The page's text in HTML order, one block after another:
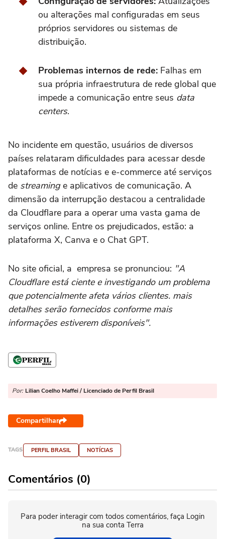
ou alterações mal configuradas em seus
próprios servidores ou sistemas de
distribuição.
Problemas internos de rede: Falhas em
sua própria infraestrutura de rede global que
impede a comunicação entre seus data
centers.
No incidente em questão, usuários de diversos
países relataram dificuldades para acessar desde
plataformas de notícias e e-commerce até serviços
de streaminge aplicativos de comunicação. A
dimensão da interrupção destacou a centralidade
da Cloudflare para a operar uma vasta gama de
serviços online. Entre os prejudicados, estão: a
plataforma X, Canva e o Chat GPT.
No site oficial, a empresa se pronunciou: "A
Cloudflare está ciente e investigando um problema
que potencialmente afeta vários clientes. mais
detalhes serão fornecidos conforme mais
informações estiverem disponíveis".
Por: Lilian Coelho Maffei / Licenciado de Perfil Brasil
Compartilhar
TAGS PERFIL BRASIL NOTÍCIAS
Comentários (0)
Para poder interagir com todos comentários, faça Login
na sua conta Terra